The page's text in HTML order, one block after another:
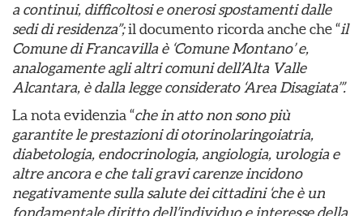
a continui, difficoltosi e onerosi spostamenti dalle
sedi di residenza”;il documento ricorda anche che “il
Comune di Francavilla è ‘Comune Montano’ e,
analogamente agli altri comuni dell’Alta Valle
Alcantara, è dalla legge considerato ‘Area Disagiata’”.
La nota evidenzia “che in atto non sono più
garantite le prestazioni di otorinolaringoiatria,
diabetologia, endocrinologia, angiologia, urologia e
altre ancora e che tali gravi carenze incidono
negativamente sulla salute dei cittadini ‘che è un
fondamentale diritto dell’individuo e interesse della